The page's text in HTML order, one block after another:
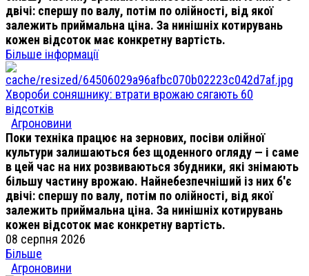
двічі: спершу по валу, потім по олійності, від якої
залежить приймальна ціна. За нинішніх котирувань
кожен відсоток має конкретну вартість.
Більше інформації
Хвороби соняшнику: втрати врожаю сягають 60
відсотків
Агроновини
Поки техніка працює на зернових, посіви олійної
культури залишаються без щоденного огляду — і саме
в цей час на них розвиваються збудники, які знімають
більшу частину врожаю. Найнебезпечніший із них б'є
двічі: спершу по валу, потім по олійності, від якої
залежить приймальна ціна. За нинішніх котирувань
кожен відсоток має конкретну вартість.
08 серпня 2026
Більше
Агроновини